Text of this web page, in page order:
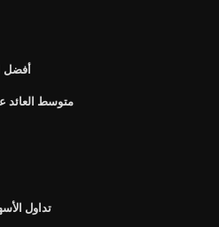
أفضل
متوسط ​​العائد على
تداول